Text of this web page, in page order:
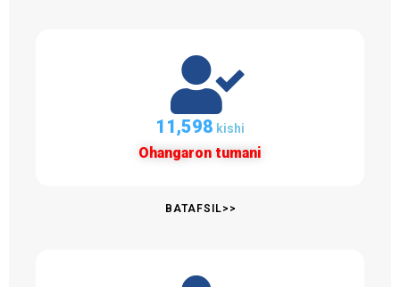
11,598 kishi
Ohangaron tumani
BATAFSIL>>